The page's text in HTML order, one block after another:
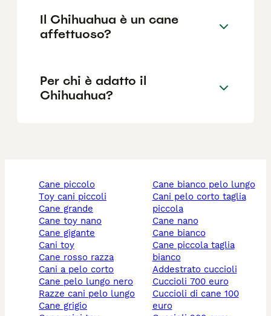
Il Chihuahua è un cane
affettuoso?
Per chi è adatto il
Chihuahua?
cane piccolo
toy cani piccoli
cane grande
cane toy nano
cane gigante
cani toy
cane rosso razza
cani a pelo corto
cane pelo lungo nero
razze cani pelo lungo
cane grigio
cane bianco pelo lungo
cani pelo corto taglia
piccola
cane nano
cane bianco
cane piccola taglia
bianco
addestrato cuccioli
cuccioli 700 euro
cuccioli di cane 100
euro